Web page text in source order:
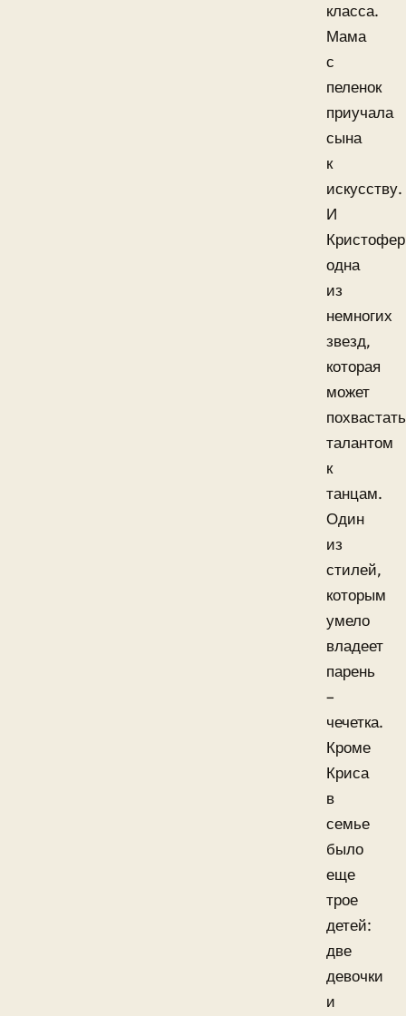
класса.
Мама
с
пеленок
приучала
сына
к
искусству.
И
Кристофер
одна
из
немногих
звезд,
которая
может
талантом
к
танцам.
Один
из
стилей,
которым
умело
владеет
парень
–
чечетка.
Кроме
Криса
в
семье
было
еще
трое
детей:
две
девочки
и